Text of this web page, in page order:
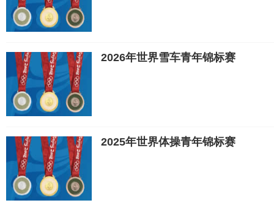
2026年世界雪车青年锦标赛
2025年世界体操青年锦标赛